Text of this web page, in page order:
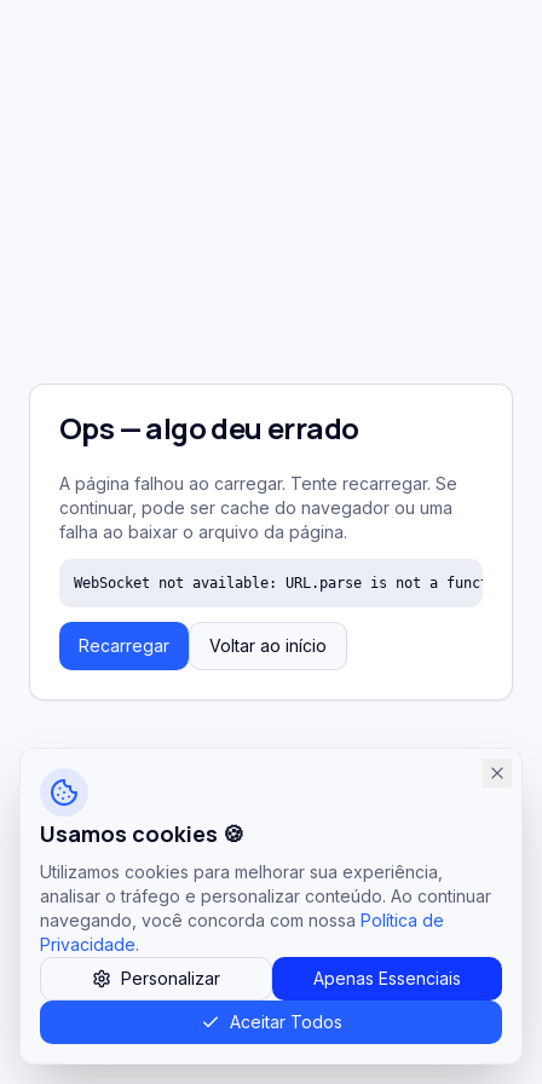
Ops — algo deu errado
A página falhou ao carregar. Tente recarregar. Se
continuar, pode ser cache do navegador ou uma
falha ao baixar o arquivo da página.
WebSocket not available: URL.parse is not a function
Recarregar Voltar ao início
Usamos cookies 🍪
Utilizamos cookies para melhorar sua experiência,
analisar o tráfego e personalizar conteúdo. Ao continuar
navegando, você concorda com nossa Política de
Privacidade.
Personalizar
Apenas Essenciais
Aceitar Todos